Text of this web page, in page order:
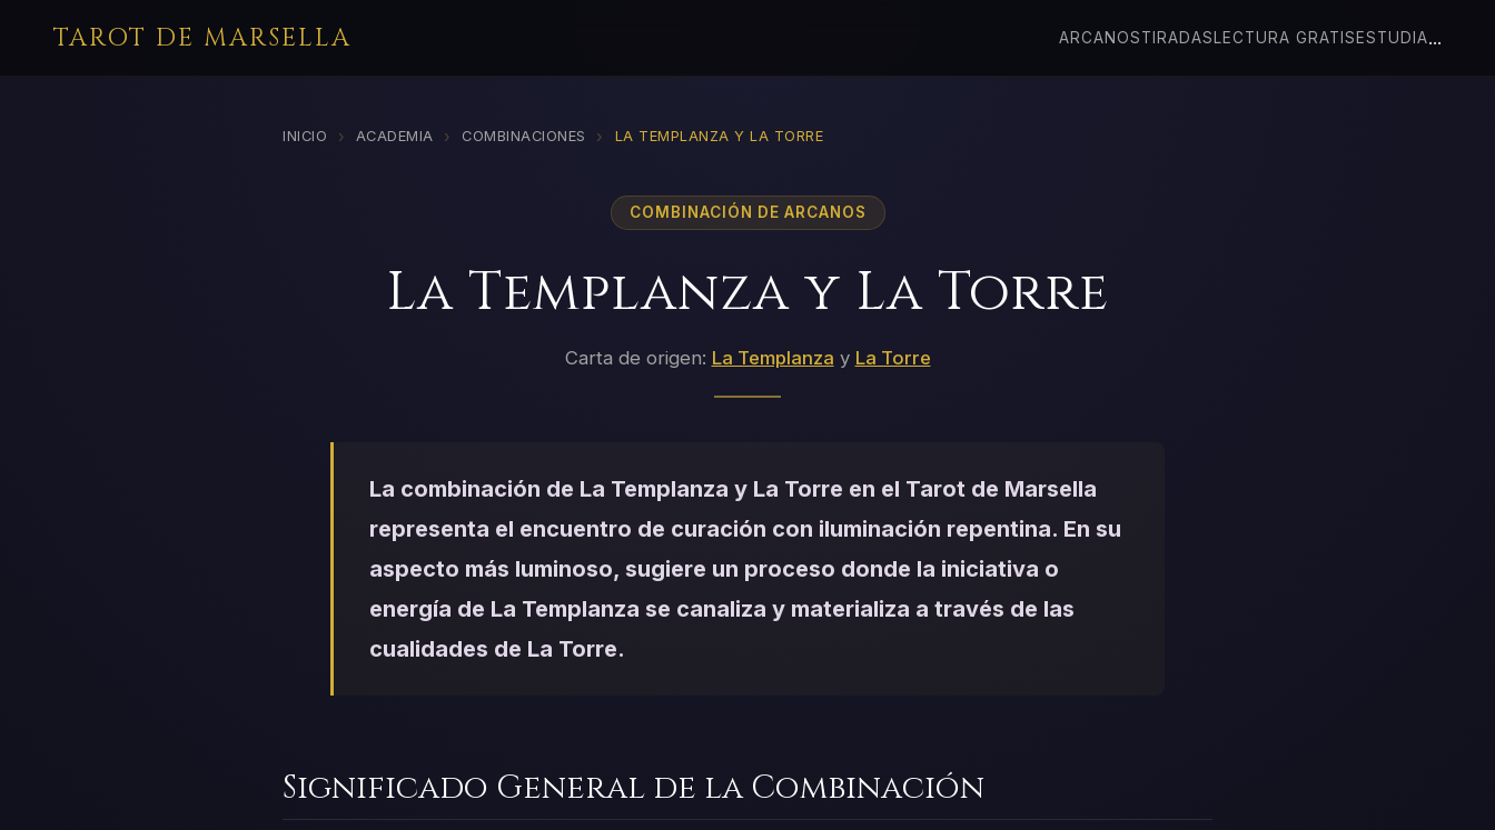
TAROT DE MARSELLA ARCANOSTIRADAS LECTURA GRATIS ESTUDIA...
INICIO › ACADEMIA › COMBINACIONES › LA TEMPLANZA Y LA TORRE
COMBINACIÓN DE ARCANOS
La Templanza y La Torre
Carta de origen: La Templanza y La Torre
La combinación de La Templanza y La Torre en el Tarot de Marsella
representa el encuentro de curación con iluminación repentina. En su
aspecto más luminoso, sugiere un proceso donde la iniciativa o
energía de La Templanza se canaliza y materializa a través de las
cualidades de La Torre.
Significado General de la Combinación